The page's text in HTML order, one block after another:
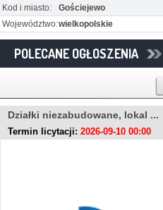
Kod i miasto:
Gościejewo
Województwo:wielkopolskie
POLECANE OGŁOSZENIA
Działki niezabudowane, lokal ...
Termin licytacji: 2026-09-10 00:00